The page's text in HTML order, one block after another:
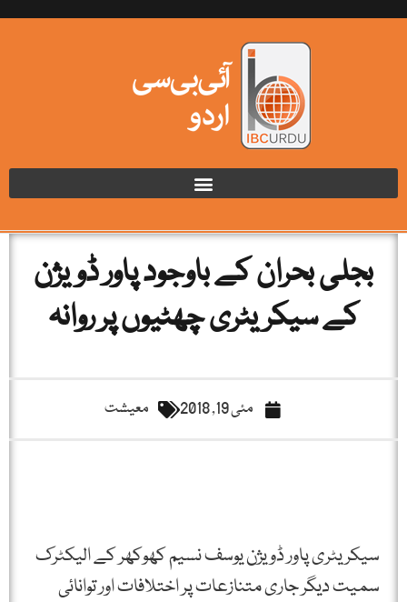
بجلی بحران کے باوجود پاور ڈویژن
کے سیکریٹری چھٹیوں پر روانہ
مئی 19, 2018 معیشت
سیکریٹری پاور ڈویژن یوسف نسیم کھوکھر کے الیکٹرک
سمیت دیگر جاری متنازعات پر اختلافات اور توانائی